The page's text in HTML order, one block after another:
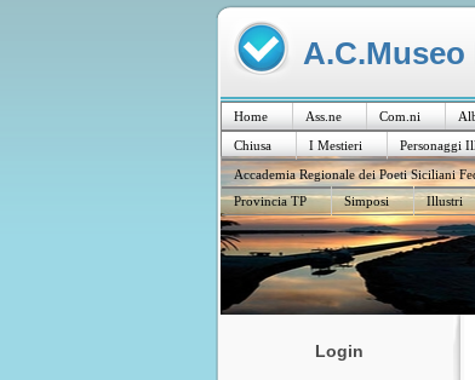
Home Ass.ne Com.ni
Chiusa
I Mestieri Personaggi
Accademia Regionale dei Poeti Siciliani
Provincia TP
Simposi Illustri
Login